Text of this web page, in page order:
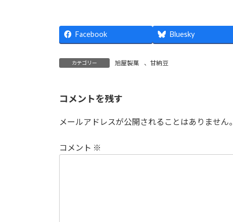
Facebook Bluesky
カテゴリー 旭屋製菓 、 甘納豆
コメントを残す
メールアドレスが公開されることはありません。
コメント ※